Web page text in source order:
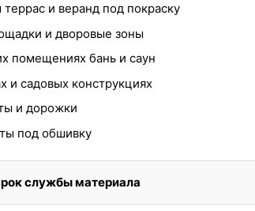
и веранд под покраску
и дворовые зоны
помещениях бань и саун
и садовых конструкциях
и дорожки
под обшивку
службы материала